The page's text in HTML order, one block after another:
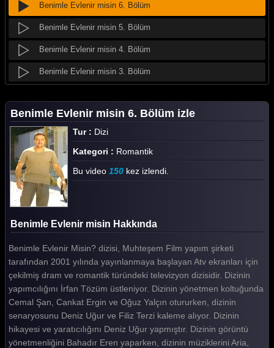
Benimle Evlenir misin 6. Bölüm
Benimle Evlenir misin 5. Bölüm
Benimle Evlenir misin 4. Bölüm
Benimle Evlenir misin 3. Bölüm
Benimle Evlenir misin 1. Bölüm
Tüm Bölümleri Göster
Benimle Evlenir misin 6. Bölüm izle
Tur : Dizi
Kategori : Romantik
Bu video 150 kez izlendi.
Benimle Evlenir misin Hakkında
Benimle Evlenir Misin? dizisi, Muhteşem Film yapım şirketi
tarafından 2001 yılında yayınlanmaya başlayan Atv ekranları için
çekilmiş dram ve romantik türündeki televizyon dizisidir. Dizinin
yapımcılığını İrfan Tözüm üstleniyor. Dizinin yönetmen koltuğunda
Cemal Şan, Cankat Ergin ve Oğuz Yalçın otururken, dizinin
senaryosunu Deniz Uğur ve Filiz Terzi kaleme alıyor. Dizinin
hikayesi ve yaratıcılığını Deniz Uğur yapmıştır. Dizinin görüntü
yönetmenliğini Bahadır Eren yaparken, dizinin müziklerini Aria,